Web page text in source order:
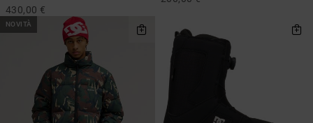
430,00 €
NOVITÀ